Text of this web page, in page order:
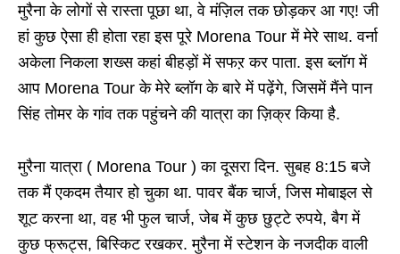
मुरैना के लोगों से रास्ता पूछा था, वे मंज़िल तक छोड़कर आ गए! जी
हां कुछ ऐसा ही होता रहा इस पूरे Morena Tour में मेरे साथ. वर्ना
अकेला निकला शख्स कहां बीहड़ों में सफऱ कर पाता. इस ब्लॉग में
आप Morena Tour के मेरे ब्लॉग के बारे में पढ़ेंगे, जिसमें मैंने पान
सिंह तोमर के गांव तक पहुंचने की यात्रा का ज़िक्र किया है.
मुरैना यात्रा ( Morena Tour ) का दूसरा दिन. सुबह 8:15 बजे
तक मैं एकदम तैयार हो चुका था. पावर बैंक चार्ज, जिस मोबाइल से
शूट करना था, वह भी फुल चार्ज, जेब में कुछ छुट्टे रुपये, बैग में
कुछ फ्रूट्स, बिस्किट रखकर. मुरैना में स्टेशन के नजदीक वाली